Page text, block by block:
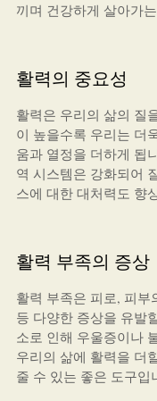
끼며 건강하게 살아가
활력의 중요성
활력은 우리의 삶의 질
이 높을수록 우리는 더
움과 열정을 더하게 됩
역 시스템은 강화되어
스에 대한 대처력도 향
활력 부족의 증상
활력 부족은 피로, 피부
등 다양한 증상을 유발
소로 인해 우울증이나
우리의 삶에 활력을 더
줄 수 있는 좋은 도구입